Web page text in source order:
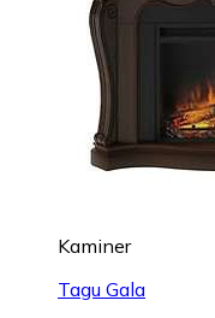
Kaminer
Tagu Gala